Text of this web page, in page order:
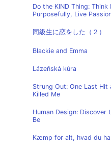
Do the KIND Thing:
Purposefully, Live
同級生に恋をした（２）
Blackie and Emma
Lázeňská kúra
Strung Out: One Last Hit
Killed Me
Human Design: Discover
Be
Kæmp for alt, hvad du